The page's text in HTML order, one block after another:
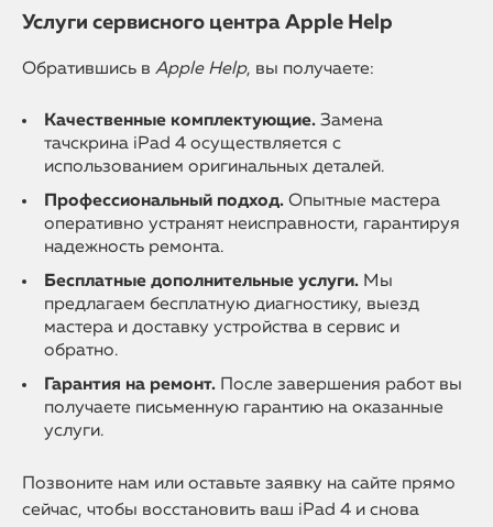
Услуги сервисного центра Apple Help
Обратившись в Apple Help, вы получаете:
Качественные комплектующие. Замена
тачскрина iPad 4 осуществляется с
использованием оригинальных деталей.
Профессиональный подход. Опытные мастера
оперативно устранят неисправности, гарантируя
надежность ремонта.
Бесплатные дополнительные услуги. Мы
предлагаем бесплатную диагностику, выезд
мастера и доставку устройства в сервис и
обратно.
Гарантия на ремонт. После завершения работ вы
получаете письменную гарантию на оказанные
услуги.
Позвоните нам или оставьте заявку на сайте прямо
сейчас, чтобы восстановить ваш iPad 4 и снова